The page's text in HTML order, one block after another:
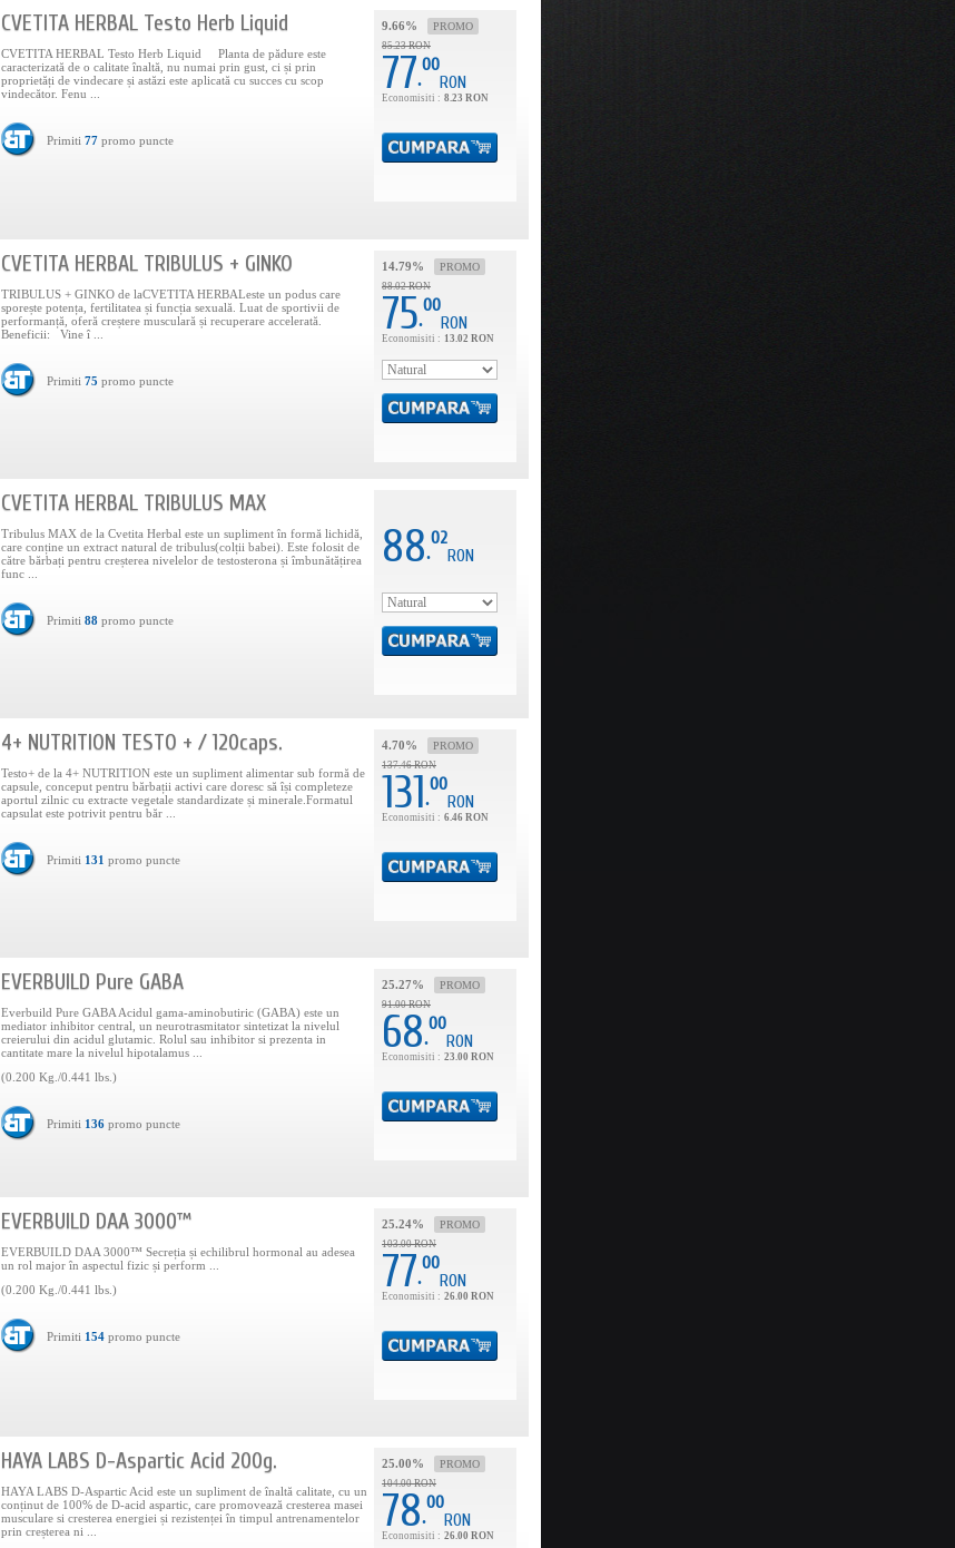
CVETITA HERBAL Testo Herb Liquid
CVETITA HERBAL Testo Herb Liquid Planta de pădure este
caracterizată de o calitate înaltă, nu numai prin gust, ci și prin
proprietăți de vindecare și astăzi este aplicată cu succes cu scop
vindecător. Fenu ...
Primiti 77 promo puncte
9.66% PROMO
85.23 RON
77.
00
RON
Economisiti : 8.23 RON
CVETITA HERBAL TRIBULUS + GINKO
TRIBULUS + GINKO de laCVETITA HERBALeste un podus care
sporește potența, fertilitatea și funcția sexuală. Luat de sportivii de
performanță, oferă creștere musculară și recuperare accelerată.
Beneficii: Vine î ...
Primiti 75 promo puncte
14.79% PROMO
88.02 RON
75.
00
RON
Economisiti : 13.02 RON
CVETITA HERBAL TRIBULUS MAX
Tribulus MAX de la Cvetita Herbal este un supliment în formă lichidă,
care conține un extract natural de tribulus(colții babei). Este folosit de
către bărbați pentru creșterea nivelelor de testosterona și îmbunătățirea
func ...
Primiti 88 promo puncte
88.
02
RON
4+ NUTRITION TESTO + / 120caps.
Testo+ de la 4+ NUTRITION este un supliment alimentar sub formă de
capsule, conceput pentru bărbații activi care doresc să își completeze
aportul zilnic cu extracte vegetale standardizate și minerale.Formatul
capsulat este potrivit pentru băr ...
Primiti 131 promo puncte
4.70% PROMO
137.46 RON
131.
00
RON
Economisiti : 6.46 RON
EVERBUILD Pure GABA
Everbuild Pure GABA Acidul gama-aminobutiric (GABA) este un
mediator inhibitor central, un neurotrasmitator sintetizat la nivelul
creierului din acidul glutamic. Rolul sau inhibitor si prezenta in
cantitate mare la nivelul hipotalamus ...
(0.200 Kg./0.441 lbs.)
Primiti 136 promo puncte
25.27% PROMO
91.00 RON
68.
00
RON
Economisiti : 23.00 RON
EVERBUILD DAA 3000™
EVERBUILD DAA 3000™ Secreția și echilibrul hormonal au adesea
un rol major în aspectul fizic și perform ...
(0.200 Kg./0.441 lbs.)
Primiti 154 promo puncte
25.24% PROMO
103.00 RON
77.
00
RON
Economisiti : 26.00 RON
HAYA LABS D-Aspartic Acid 200g.
HAYA LABS D-Aspartic Acid este un supliment de înaltă calitate, cu un
conținut de 100% de D-acid aspartic, care promovează cresterea masei
musculare si cresterea energiei și rezistenței în timpul antrenamentelor
prin creșterea ni ...
25.00% PROMO
104.00 RON
78.
00
RON
Economisiti : 26.00 RON